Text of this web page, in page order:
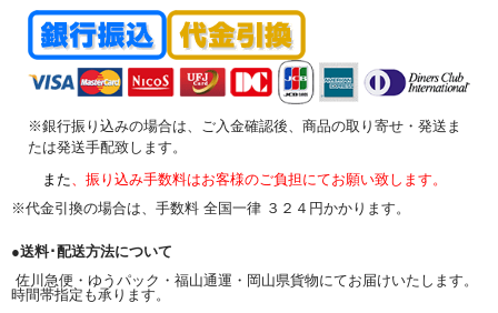
※銀行振り込みの場合は、ご入金確認後、商品の取り寄せ・発送ま
たは発送手配致します。
また 、振り込み手数料はお客様のご負担にてお願い致します。
※代金引換の場合は、手数料 全国一律 ３２４円かかります。
●送料･配送方法について
佐川急便・ゆうパック・福山通運・岡山県貨物にてお届けいたします。
時間帯指定も承ります。